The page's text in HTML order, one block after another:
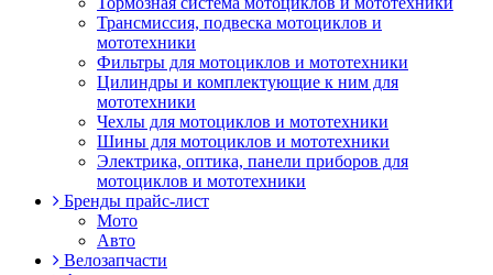
Трансмиссия, подвеска мотоциклов и
мототехники
Фильтры для мотоциклов и мототехники
Цилиндры и комплектующие к ним для
мототехники
Чехлы для мотоциклов и мототехники
Шины для мотоциклов и мототехники
Электрика, оптика, панели приборов для
мотоциклов и мототехники
Бренды прайс-лист
Мото
Авто
Велозапчасти